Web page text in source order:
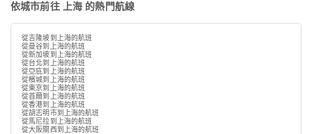
依城市前往 上海 的熱門航線
從吉隆坡到上海的航班
從曼谷到上海的航班
從新加坡到上海的航班
從台北到上海的航班
從亞庇到上海的航班
從檳城到上海的航班
從東京到上海的航班
從首爾到上海的航班
從香港到上海的航班
從胡志明市到上海的航班
從馬尼拉到上海的航班
從大阪關西到上海的航班